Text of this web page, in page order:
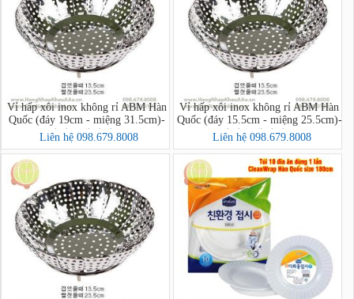
Vỉ hấp xôi inox không rỉ ABM Hàn
Quốc (đáy 19cm - miệng 31.5cm)-
리빙스텐찜기 소
Liên hệ 098.679.8008
Vỉ hấp xôi inox không rỉ ABM Hàn
Quốc (đáy 15.5cm - miệng 25.5cm)-
리빙스텐찜기 소
Liên hệ 098.679.8008